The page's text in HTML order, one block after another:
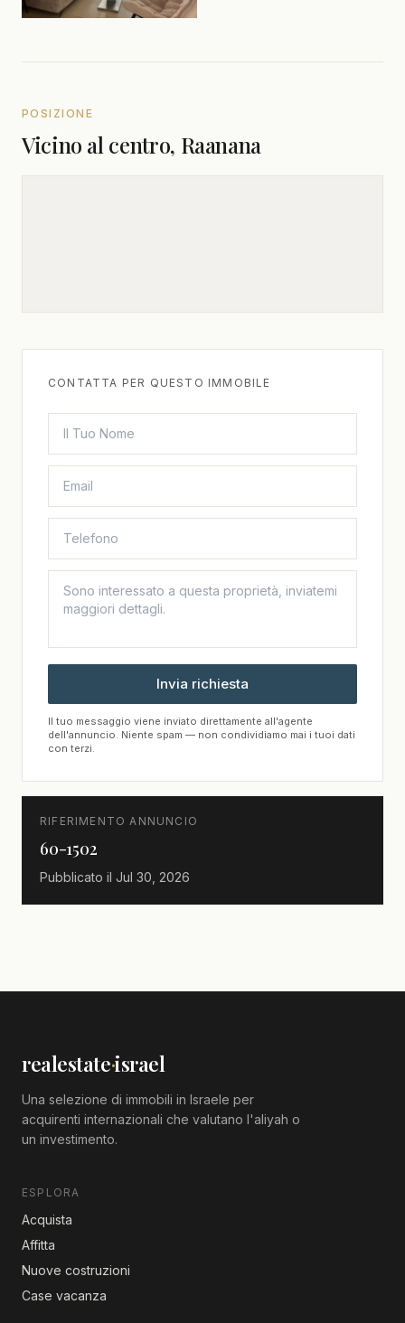
POSIZIONE
Vicino al centro, Raanana
CONTATTA PER QUESTO IMMOBILE
Invia richiesta
Il tuo messaggio viene inviato direttamente all'agente
dell'annuncio. Niente spam — non condividiamo mai i tuoi dati
con terzi.
RIFERIMENTO ANNUNCIO
60-1502
Pubblicato il Jul 30, 2026
realestate·israel
Una selezione di immobili in Israele per
acquirenti internazionali che valutano l'aliyah o
un investimento.
ESPLORA
Acquista
Affitta
Nuove costruzioni
Case vacanza